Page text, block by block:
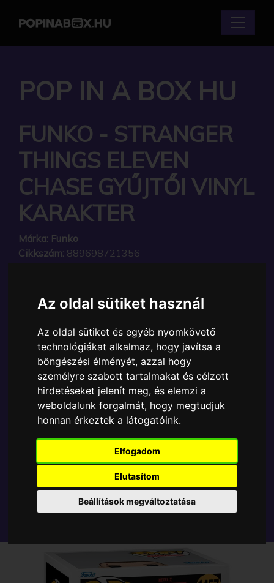
Az oldal sütiket használ
Az oldal sütiket és egyéb nyomkövető
technológiákat alkalmaz, hogy javítsa a
böngészési élményét, azzal hogy
személyre szabott tartalmakat és célzott
hirdetéseket jelenít meg, és elemzi a
weboldalunk forgalmát, hogy megtudjuk
honnan érkeztek a látogatóink.
Elfogadom
Elutasítom
Beállítások megváltoztatása
POP IN A BOX HU
FUNKO - STRANGER
THINGS ELEVEN
CHASE GYŰJTŐI VINYL
KARAKTER
Márka: Funko
Cikkszám: 889698721356
A Funko POP - Television egyik népszerű terméke a
karakter, amely ablakos csomagolásban azaz - POP
In a Box - várja új gazdáját.
TOVÁBB A VÁSÁRLÁSRA
Tetszik? Osszd meg másokkal!